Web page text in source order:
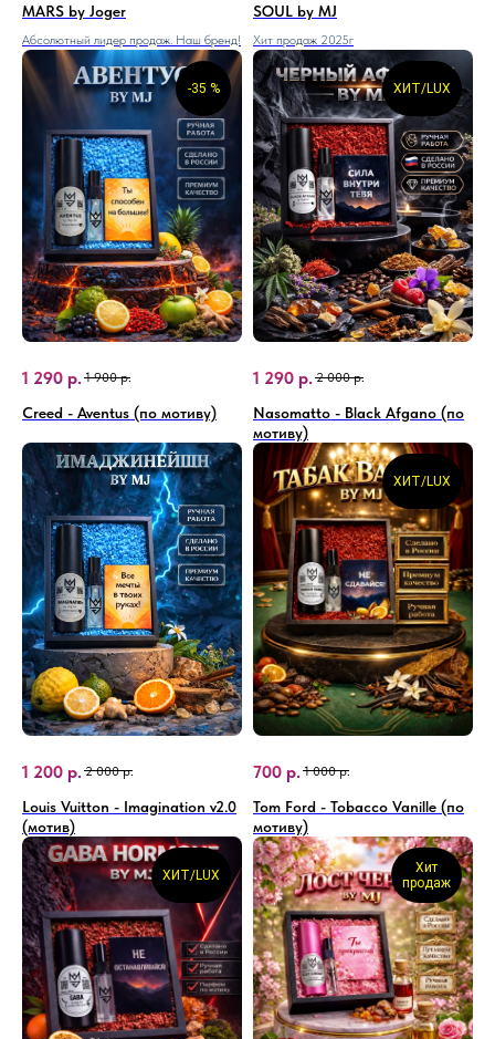
MARS by Joger
Абсолютный лидер продаж. Наш бренд!
SOUL by MJ
Хит продаж 2025г
-35 %
1 290 р. 1 900 р.
Creed - Aventus (по мотиву)
ХИТ/LUX
1 290 р. 2 000 р.
Nasomatto - Black Afgano (по
мотиву)
1 200 р. 2 000 р.
Louis Vuitton - Imagination v2.0
(мотив)
ХИТ/LUX
700 р. 1 000 р.
Tom Ford - Tobacco Vanille (по
мотиву)
ХИТ/LUX
Хит
продаж